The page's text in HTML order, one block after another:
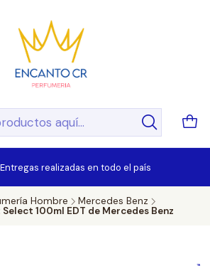
realizadas en todo el país
Hombre
Mercedes Benz
100ml EDT de Mercedes Benz